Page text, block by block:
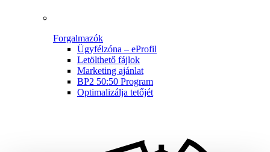
Forgalmazók
Ügyfélzóna – eProfil
Letölthető fájlok
Marketing ajánlat
BP2 50:50 Program
Optimalizálja tetőjét